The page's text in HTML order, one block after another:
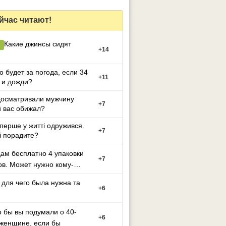
читают!
Какие джинсы сидят
+14
будет за погода, если 34
и дожди?
+11
мужчину
вас обижал?
+7
у житті одружився.
+7
бесплатно 4 упаковки
Может нужно кому-
+7
чего была нужна та
+6
бы вы подумали о 40-
летней женщине, если бы
+6